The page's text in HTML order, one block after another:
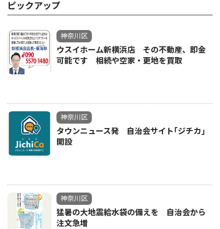
ピックアップ
神奈川区
ウスイホーム新横浜店 その不動産、即金
可能です 相続や空家・更地を買取
神奈川区
タウンニュース発 自治会サイト｢ジチカ｣
開設
神奈川区
猛暑の大地震給水袋の備えを 自治会から
注文急増